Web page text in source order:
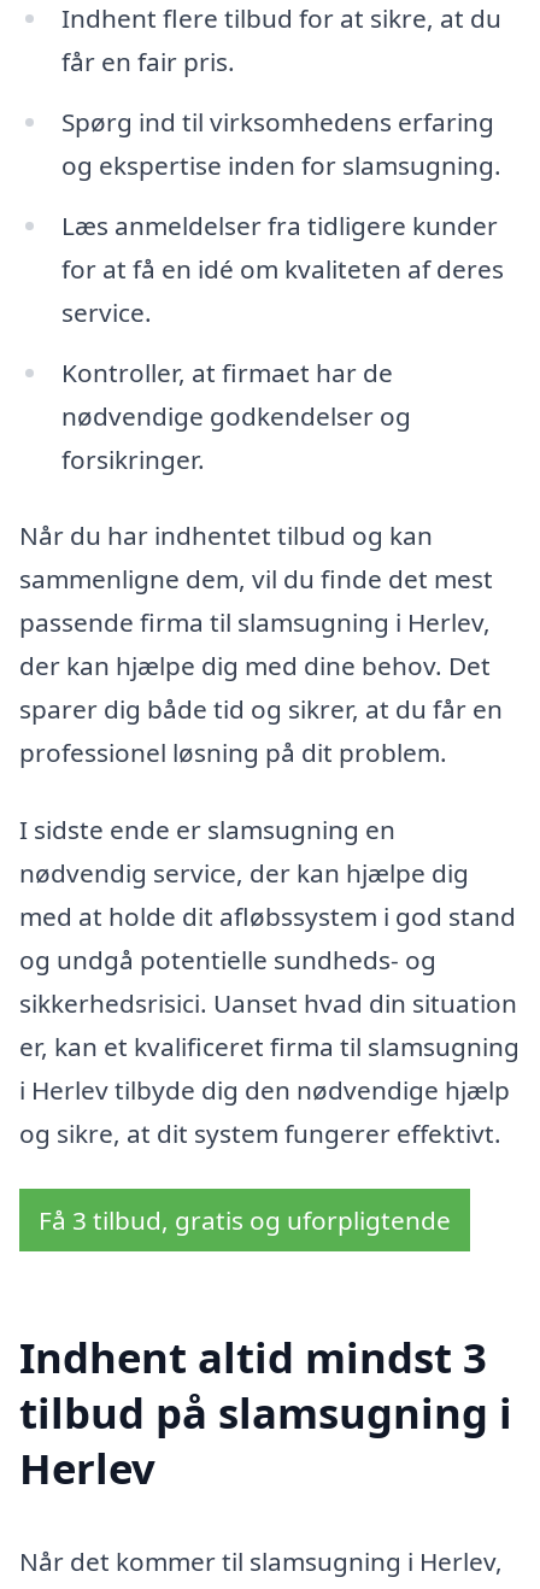
Indhent flere tilbud for at sikre, at du
får en fair pris.
Spørg ind til virksomhedens erfaring
og ekspertise inden for slamsugning.
Læs anmeldelser fra tidligere kunder
for at få en idé om kvaliteten af deres
service.
Kontroller, at firmaet har de
nødvendige godkendelser og
forsikringer.
Når du har indhentet tilbud og kan
sammenligne dem, vil du finde det mest
passende firma til slamsugning i Herlev,
der kan hjælpe dig med dine behov. Det
sparer dig både tid og sikrer, at du får en
professionel løsning på dit problem.
I sidste ende er slamsugning en
nødvendig service, der kan hjælpe dig
med at holde dit afløbssystem i god stand
og undgå potentielle sundheds- og
sikkerhedsrisici. Uanset hvad din situation
er, kan et kvalificeret firma til slamsugning
i Herlev tilbyde dig den nødvendige hjælp
og sikre, at dit system fungerer effektivt.
Få 3 tilbud, gratis og uforpligtende
Indhent altid mindst 3
tilbud på slamsugning i
Herlev
Når det kommer til slamsugning i Herlev,